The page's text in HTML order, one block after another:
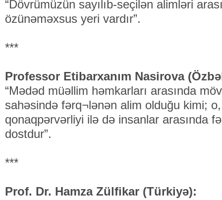
“Dövrümüzün sayılıb-seçilən alimləri
özünəməxsus yeri vardır”.
***
Professor Etibarxanım Nasirova
“Mədəd müəllim həmkarları arasında
sahəsində fərq¬lənən alim olduğu kimi;
qonaqpərvərliyi ilə də insanlar arasında
dostdur”.
***
Prof. Dr. Hamza Zülfikar (Türkiyə):